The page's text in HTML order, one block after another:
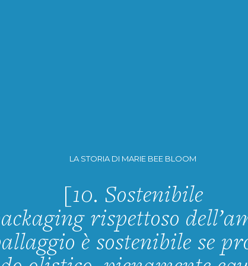
LA STORIA DI MARIE BEE BLOOM
[10. Sostenibile
rispettoso
è sostenibile se